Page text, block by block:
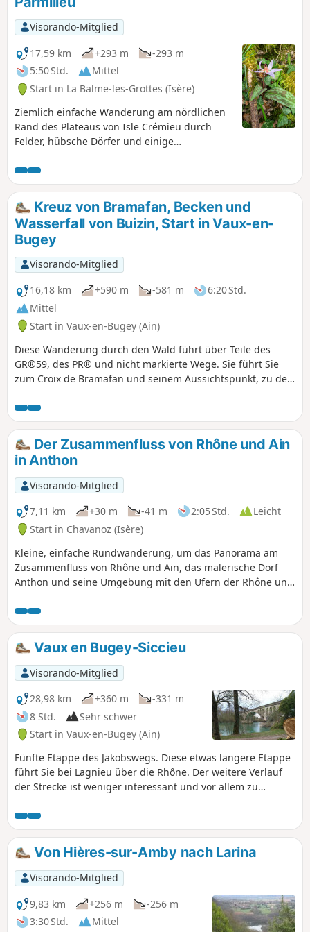
Visorando-Mitglied
17,59 km
+293 m
-293 m
5:50 Std.
Mittel
Start in La Balme-les-Grottes (Isère)
Ziemlich einfache Wanderung am nördlichen
Rand des Plateaus von Isle Crémieu durch
Felder, hübsche Dörfer und einige
Kreuz von Bramafan, Becken und
Wasserfall von Buizin, Start in Vaux-en-
Bugey
Visorando-Mitglied
16,18 km
+590 m -581 m
6:20 Std.
Mittel
Start in Vaux-en-Bugey (Ain)
Diese Wanderung durch den Wald führt über Teile des
GR®59, des PR® und nicht markierte Wege. Sie führt Sie
zum Croix de Bramafan und seinem Aussichtspunkt, zu den
von Nièvre. Außerdem durchqueren Sie das schöne Dorf
Vaux-en-Bugey, durch das der Buizin fließt.
Der Zusammenfluss von Rhône und Ain
in Anthon
Visorando-Mitglied
7,11 km
+30 m -41 m 2:05 Std.
Leicht
Start in Chavanoz (Isère)
Kleine, einfache Rundwanderung, um das Panorama am
Zusammenfluss von Rhône und Ain, das malerische Dorf
Anthon und seine Umgebung mit den Ufern der Rhône und
Vaux en Bugey-Siccieu
Visorando-Mitglied
28,98 km
+360 m
-331 m
8 Std.
Sehr schwer
Start in Vaux-en-Bugey (Ain)
Fünfte Etappe des Jakobswegs. Diese etwas längere Etappe
führt Sie bei Lagnieu über die Rhône. Der weitere Verlauf
der Strecke ist weniger interessant und vor allem zu
den GR®65 zu gelangen.
Von Hières-sur-Amby nach Larina
Visorando-Mitglied
9,83 km
+256 m
-256 m
3:30 Std.
Mittel